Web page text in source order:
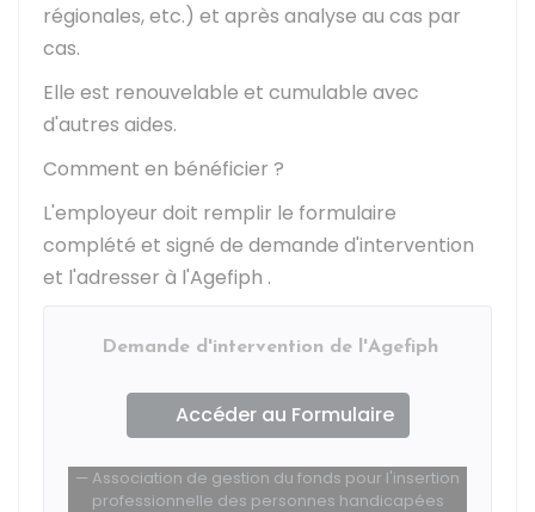
régionales, etc.) et après analyse au cas par
cas.
Elle est renouvelable et cumulable avec
d'autres aides.
Comment en bénéficier ?
L'employeur doit remplir le formulaire
complété et signé de demande d'intervention
et l'adresser à l'Agefiph .
Demande d'intervention de l'Agefiph
Accéder au Formulaire
Association de gestion du fonds pour l'insertion
professionnelle des personnes handicapées